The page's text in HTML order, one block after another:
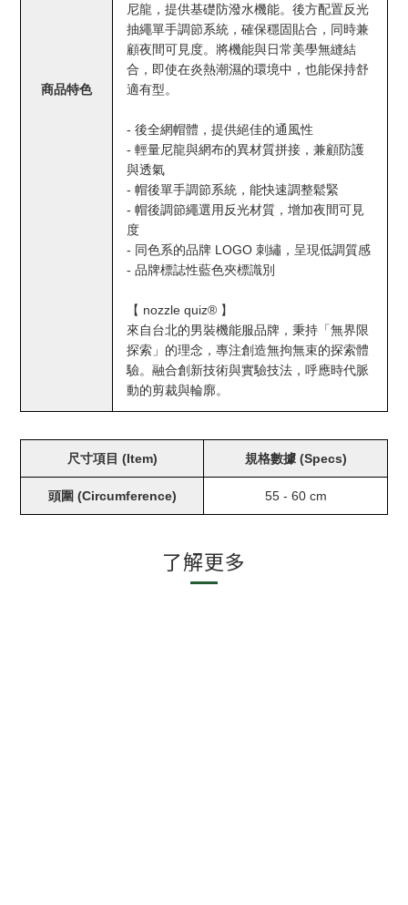
商品特色
尼龍，提供基礎防潑水機能。後方配置反光
抽繩單手調節系統，確保穩固貼合，同時兼
顧夜間可見度。將機能與日常美學無縫結
合，即使在炎熱潮濕的環境中，也能保持舒
適有型。
- 後全網帽體，提供絕佳的通風性
- 輕量尼龍與網布的異材質拼接，兼顧防護
與透氣
- 帽後單手調節系統，能快速調整鬆緊
- 帽後調節繩選用反光材質，增加夜間可見
度
- 同色系的品牌 LOGO 刺繡，呈現低調質感
- 品牌標誌性藍色夾標識別
【 nozzle quiz® 】
來自台北的男裝機能服品牌，秉持「無界限
探索」的理念，專注創造無拘無束的探索體
驗。融合創新技術與實驗技法，呼應時代脈
動的剪裁與輪廓。
尺寸項目 (Item) 規格數據 (Specs)
頭圍 (Circumference) 55 - 60 cm
了解更多